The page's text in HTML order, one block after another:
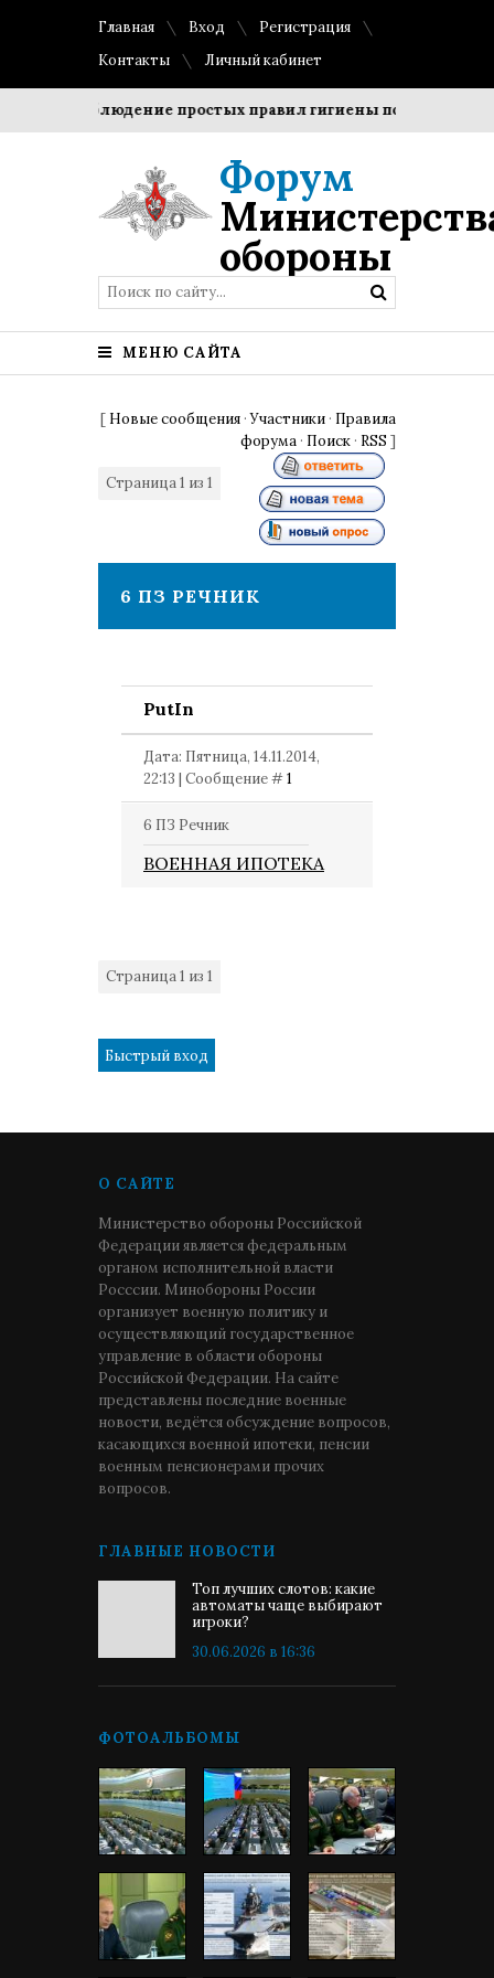
Главная Вход
Регистрация
Контакты
Личный кабинет
Соблюдение простых правил гигиены помогает
Форум
обороны
МЕНЮ САЙТА
[ Новые сообщения ·Участники · Правила
форума · Поиск · RSS ]
Страница1 из 1
6 ПЗ РЕЧНИК
PutIn
Дата: Пятница, 14.11.2014,
22:13 | Сообщение #1
6 ПЗ Речник
ВОЕННАЯ ИПОТЕКА
Страница1 из 1
О САЙТЕ
Министерство обороны Российской
Федерации является федеральным
органом исполнительной власти
Росссии. Минобороны России
организует военную политику и
осуществляющий государственное
управление в области обороны
Российской Федерации. На сайте
представлены последние военные
новости, ведётся обсуждение вопросов,
касающихся военной ипотеки, пенсии
военным пенсионерами прочих
вопросов.
ГЛАВНЫЕ НОВОСТИ
Топ лучших слотов: какие
автоматы чаще выбирают
игроки?
30.06.2026 в 16:36
ФОТОАЛЬБОМЫ